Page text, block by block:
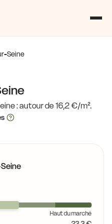
Seine
: autour de 16,2 €/m².
Haut du marché